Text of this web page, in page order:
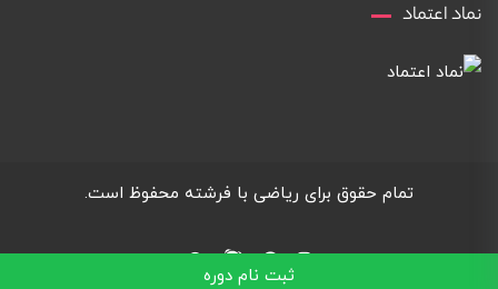
ثبت نام دوره
نماد اعتماد
تمام حقوق برای ریاضی با فرشته محفوظ است.